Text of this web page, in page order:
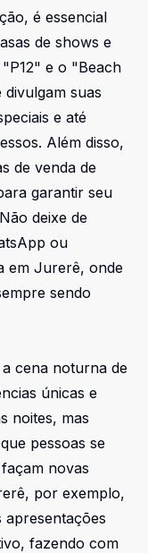
é essencial
de shows e
e o "Beach
suas
e até
Além disso,
de venda de
garantir seu
deixe de
ou
em Jurerê, onde
sendo
cena noturna de
únicas e
noites, mas
pessoas se
novas
por exemplo,
apresentações
fazendo com